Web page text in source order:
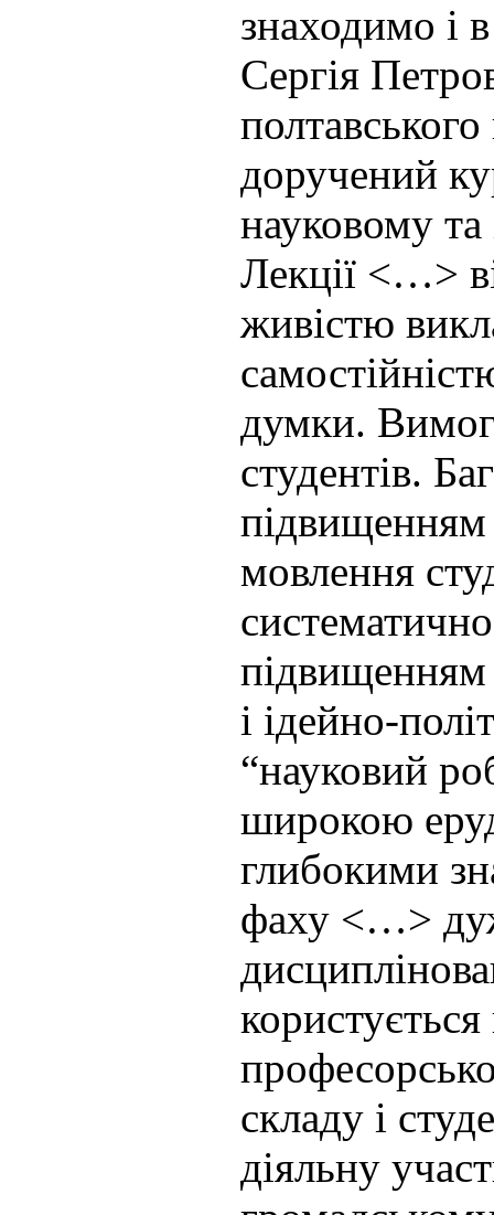
знаходимо і
Сергія
доручений
науковому та
Лекції <…>
живістю
думки.
студентів.
підвищенням
мовлення
підвищенням
і ідейно-
“науковий
широкою
глибокими
фаху <…>
складу і
діяльну